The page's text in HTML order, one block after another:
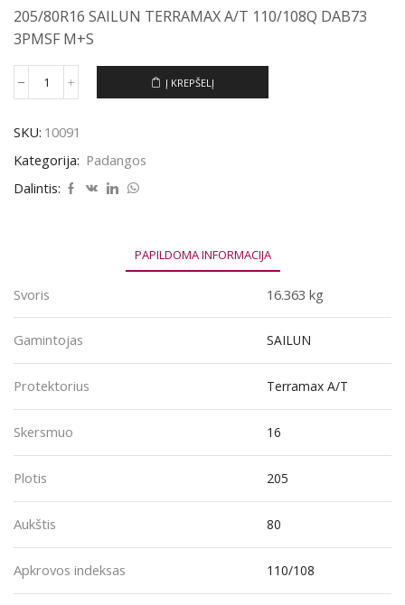
205/80R16 SAILUN TERRAMAX A/T 110/108Q DAB73
3PMSF M+S
produkto
SAILUN
TERRAMAX
A/T
205/80R16
Į KREPŠELĮ
SKU: 10091
Kategorija: Padangos
Dalintis:
PAPILDOMA INFORMACIJA
Svoris 16.363 kg
Gamintojas SAILUN
Protektorius Terramax A/T
Skersmuo 16
Plotis 205
Aukštis 80
Apkrovos indeksas 110/108